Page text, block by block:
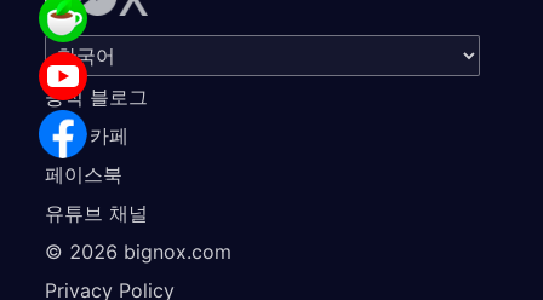
공식 블로그
공식 카페
페이스북
유튜브 채널
© 2026 bignox.com
Privacy Policy